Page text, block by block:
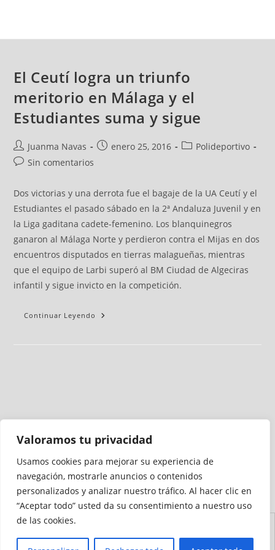
Valoramos tu privacidad
Usamos cookies para mejorar su experiencia de
navegación, mostrarle anuncios o contenidos
personalizados y analizar nuestro tráfico. Al hacer clic en
“Aceptar todo” usted da su consentimiento a nuestro uso
de las cookies.
El Ceutí logra un triunfo
meritorio en Málaga y el
Estudiantes suma y sigue
Juanma Navas enero 25, 2016
Polideportivo
Sin comentarios
Dos victorias y una derrota fue el bagaje de la UA Ceutí y el
Estudiantes el pasado sábado en la 2ª Andaluza Juvenil y en
la Liga gaditana cadete-femenino. Los blanquinegros
ganaron al Málaga Norte y perdieron contra el Mijas en dos
encuentros disputados en tierras malagueñas, mientras
que el equipo de Larbi superó al BM Ciudad de Algeciras
infantil y sigue invicto en la competición.
Continuar Leyendo
Medio auditado por